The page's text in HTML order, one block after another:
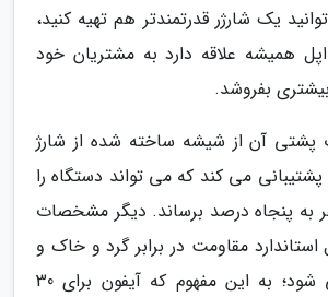
یک شارژر قدرتمندتر هم تهیه کنید،
همیشه علاقه دارد به مشتریان خود
بفروشد.
پشتی آن از شیشه ساخته شده از شارژ
می کند که می تواند دستگاه را
صفر به پنجاه درصد برساند. دیگر مشخصات
مقاومت در برابر گرد و خاک و
مایعات IP67 می شود؛ به این مفهوم که آیفون برای 30